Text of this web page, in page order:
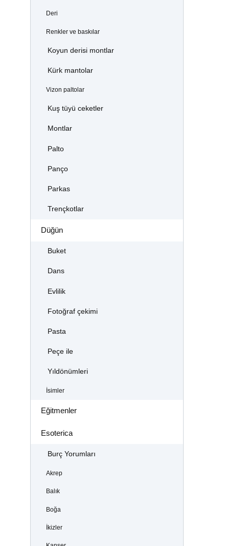
Deri
Renkler ve baskılar
Koyun derisi montlar
Kürk mantolar
Vizon paltolar
Kuş tüyü ceketler
Montlar
Palto
Panço
Parkas
Trençkotlar
Düğün
Buket
Dans
Evlilik
Fotoğraf çekimi
Pasta
Peçe ile
Yıldönümleri
İsimler
Eğitmenler
Esoterica
Burç Yorumları
Akrep
Balık
Boğa
İkizler